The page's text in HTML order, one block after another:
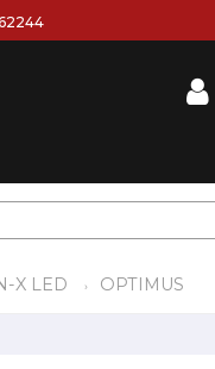
X LED OPTIMUS